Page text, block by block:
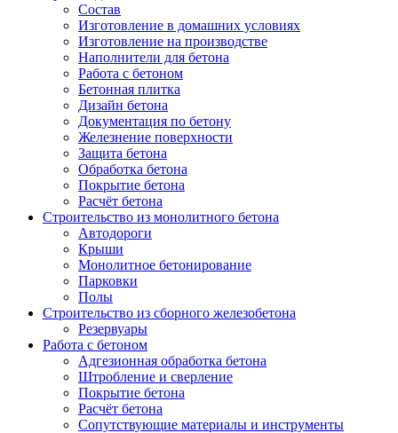
Состав
Изготовление в домашних условиях
Изготовление на производстве
Наполнители для бетона
Работа с бетоном
Бетонная плитка
Дизайн бетона
Документация по бетону
Железнение поверхности
Защита бетона
Обработка бетона
Покрытие бетона
Расчёт бетона
Строительство из монолитного бетона
Автодороги
Крыши
Монолитное бетонирование
Парковки
Полы
Строительство из сборного железобетона
Резервуары
Работа с бетоном
Адгезионная обработка бетона
Штробление и сверление
Покрытие бетона
Расчёт бетона
Сопутствующие материалы и инструменты